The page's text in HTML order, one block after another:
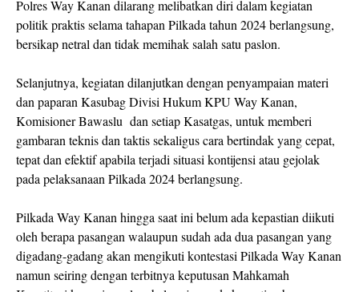
Polres Way Kanan dilarang melibatkan diri dalam kegiatan
politik praktis selama tahapan Pilkada tahun 2024 berlangsung,
bersikap netral dan tidak memihak salah satu paslon.
Selanjutnya, kegiatan dilanjutkan dengan penyampaian materi
dan paparan Kasubag Divisi Hukum KPU Way Kanan,
Komisioner Bawaslu dan setiap Kasatgas, untuk memberi
gambaran teknis dan taktis sekaligus cara bertindak yang cepat,
tepat dan efektif apabila terjadi situasi kontijensi atau gejolak
pada pelaksanaan Pilkada 2024 berlangsung.
Pilkada Way Kanan hingga saat ini belum ada kepastian diikuti
oleh berapa pasangan walaupun sudah ada dua pasangan yang
digadang-gadang akan mengikuti kontestasi Pilkada Way Kanan
namun seiring dengan terbitnya keputusan Mahkamah